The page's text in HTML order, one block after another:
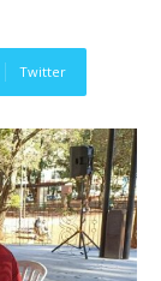
Twitter